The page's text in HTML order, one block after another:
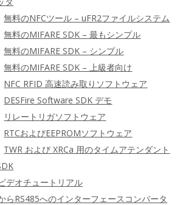
無料のNFCツール – uFR2ファイルシステム
無料のMIFARE SDK – 最もシンプル
無料のMIFARE SDK – シンプル
無料のMIFARE SDK – 上級者向け
NFC RFID 高速読み取りソフトウェア
DESFire Software SDK デモ
リレートリガソフトウェア
RTCおよびEEPROMソフトウェア
TWR および XRCa 用のタイムアテンダント
デオチュートリアル
らRS485へのインターフェースコンバータ